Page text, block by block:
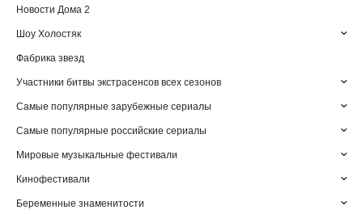
Новости Дома 2
Шоу Холостяк
Фабрика звезд
Участники битвы экстрасенсов всех сезонов
Самые популярные зарубежные сериалы
Самые популярные российские сериалы
Мировые музыкальные фестивали
Кинофестивали
Беременные знаменитости